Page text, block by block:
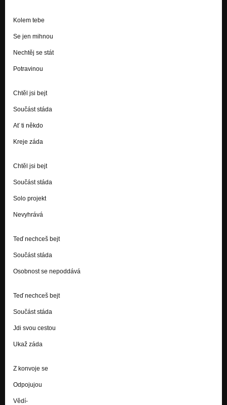
Kolem tebe
Se jen mihnou
Nechtěj se stát
Potravinou
Chtěl jsi bejt
Součást stáda
Ať ti někdo
Kreje záda
Chtěl jsi bejt
Součást stáda
Solo projekt
Nevyhrává
Teď nechceš bejt
Součást stáda
Osobnost se nepoddává
Teď nechceš bejt
Součást stáda
Jdi svou cestou
Ukaž záda
Z konvoje se
Odpojujou
Vědí-